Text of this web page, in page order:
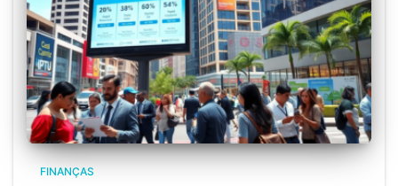
FINANÇAS